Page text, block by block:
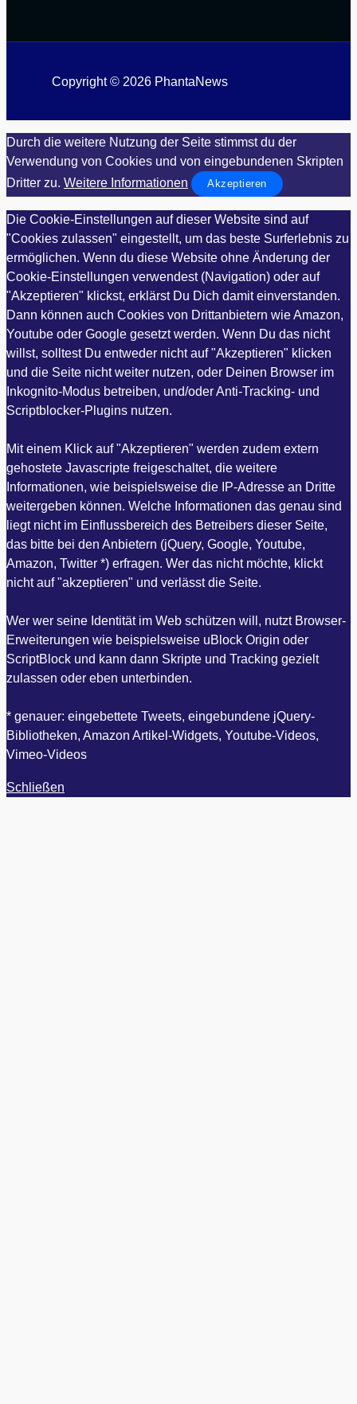
Copyright © 2026 PhantaNews
Durch die weitere Nutzung der Seite stimmst du der
Verwendung von Cookies und von eingebundenen Skripten
Dritter zu. Weitere Informationen Akzeptieren
Die Cookie-Einstellungen auf dieser Website sind auf
"Cookies zulassen" eingestellt, um das beste Surferlebnis zu
ermöglichen. Wenn du diese Website ohne Änderung der
Cookie-Einstellungen verwendest (Navigation) oder auf
"Akzeptieren" klickst, erklärst Du Dich damit einverstanden.
Dann können auch Cookies von Drittanbietern wie Amazon,
Youtube oder Google gesetzt werden. Wenn Du das nicht
willst, solltest Du entweder nicht auf "Akzeptieren" klicken
und die Seite nicht weiter nutzen, oder Deinen Browser im
Inkognito-Modus betreiben, und/oder Anti-Tracking- und
Scriptblocker-Plugins nutzen.
Mit einem Klick auf "Akzeptieren" werden zudem extern
gehostete Javascripte freigeschaltet, die weitere
Informationen, wie beispielsweise die IP-Adresse an Dritte
weitergeben können. Welche Informationen das genau sind
liegt nicht im Einflussbereich des Betreibers dieser Seite,
das bitte bei den Anbietern (jQuery, Google, Youtube,
Amazon, Twitter *) erfragen. Wer das nicht möchte, klickt
nicht auf "akzeptieren" und verlässt die Seite.
Wer wer seine Identität im Web schützen will, nutzt Browser-
Erweiterungen wie beispielsweise uBlock Origin oder
ScriptBlock und kann dann Skripte und Tracking gezielt
zulassen oder eben unterbinden.
* genauer: eingebettete Tweets, eingebundene jQuery-
Bibliotheken, Amazon Artikel-Widgets, Youtube-Videos,
Vimeo-Videos
Schließen